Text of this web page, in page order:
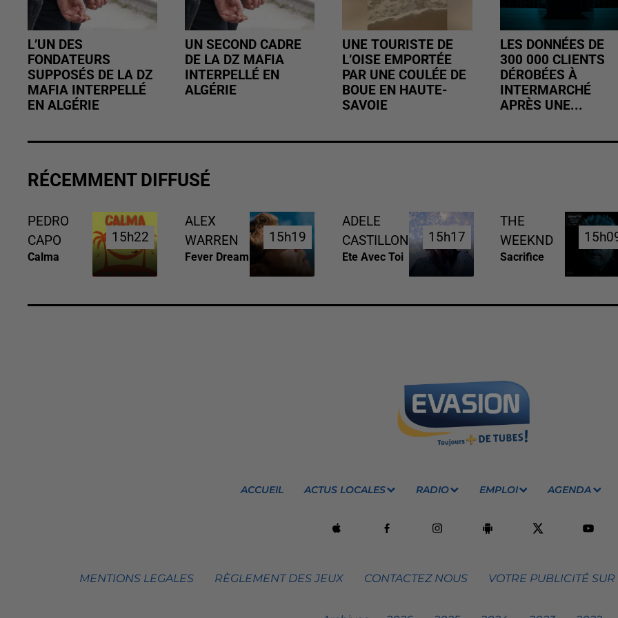
L’UN DES
FONDATEURS
SUPPOSÉS DE LA DZ
MAFIA INTERPELLÉ
EN ALGÉRIE
UN SECOND CADRE
DE LA DZ MAFIA
INTERPELLÉ EN
ALGÉRIE
UNE TOURISTE DE
L’OISE EMPORTÉE
PAR UNE COULÉE DE
BOUE EN HAUTE-
SAVOIE
LES DONNÉES DE
300 000 CLIENTS
DÉROBÉES À
INTERMARCHÉ
APRÈS UNE...
RÉCEMMENT DIFFUSÉ
PEDRO
CAPO
Calma
15h22
15h22
ALEX
WARREN
Fever Dream
15h19
15h19
ADELE
CASTILLON
Ete Avec Toi
15h17
15h17
THE
WEEKND
Sacrifice
ACCUEIL ACTUS LOCALES RADIO EMPLOI AGENDA
MENTIONS LEGALES RÈGLEMENT DES JEUX CONTACTEZ NOUS VOTRE PUBLICITÉ